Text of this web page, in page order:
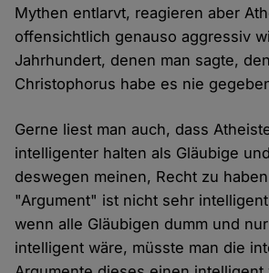
Mythen entlarvt, reagieren aber
offensichtlich genauso aggressiv
Jahrhundert, denen man sagte,
Christophorus habe es nie
Gerne liest man auch, dass
intelligenter halten als Gläubige
deswegen meinen, Recht zu
"Argument" ist nicht sehr
wenn alle Gläubigen dumm und
intelligent wäre, müsste man die